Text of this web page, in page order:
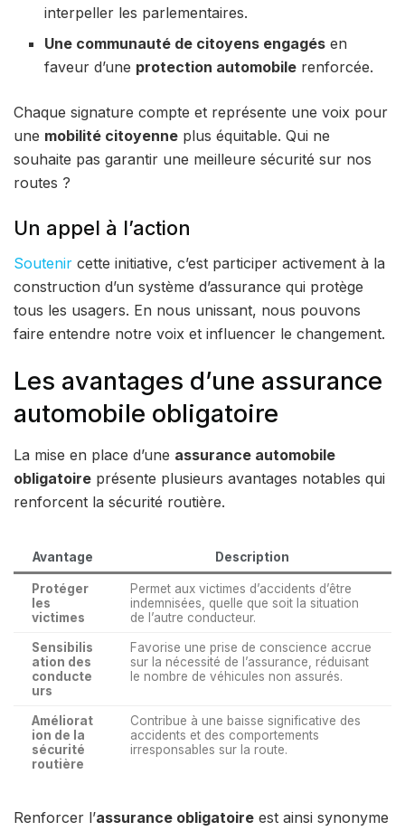
interpeller les parlementaires.
Une communauté de citoyens engagés en
faveur d’une protection automobile renforcée.
Chaque signature compte et représente une voix pour
une mobilité citoyenne plus équitable. Qui ne
souhaite pas garantir une meilleure sécurité sur nos
routes ?
Un appel à l’action
Soutenir cette initiative, c’est participer activement à la
construction d’un système d’assurance qui protège
tous les usagers. En nous unissant, nous pouvons
faire entendre notre voix et influencer le changement.
Les avantages d’une assurance
automobile obligatoire
La mise en place d’une assurance automobile
obligatoire présente plusieurs avantages notables qui
renforcent la sécurité routière.
Avantage Description
Protéger
les
victimes
Permet aux victimes d’accidents d’être
indemnisées, quelle que soit la situation
de l’autre conducteur.
Sensibilis
ation des
conducte
urs
Favorise une prise de conscience accrue
sur la nécessité de l’assurance, réduisant
le nombre de véhicules non assurés.
Améliorat
ion de la
sécurité
routière
Contribue à une baisse significative des
accidents et des comportements
irresponsables sur la route.
Renforcer l’assurance obligatoire est ainsi synonyme